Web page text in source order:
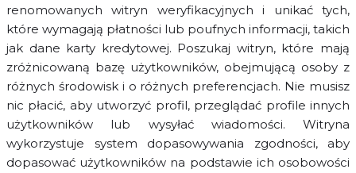
renomowanych witryn weryfikacyjnych i unikać tych,
które wymagają płatności lub poufnych informacji, takich
jak dane karty kredytowej. Poszukaj witryn, które mają
zróżnicowaną bazę użytkowników, obejmującą osoby z
różnych środowisk i o różnych preferencjach. Nie musisz
nic płacić, aby utworzyć profil, przeglądać profile innych
użytkowników lub wysyłać wiadomości. Witryna
wykorzystuje system dopasowywania zgodności, aby
dopasować użytkowników na podstawie ich osobowości